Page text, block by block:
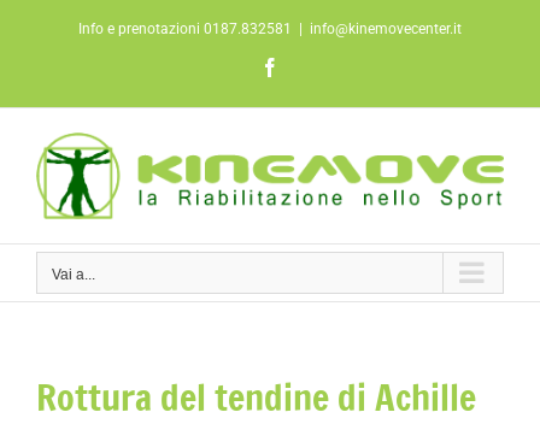
Info e prenotazioni 0187.832581 info@kinemovecenter.it
Vai a...
Rottura del tendine di Achille